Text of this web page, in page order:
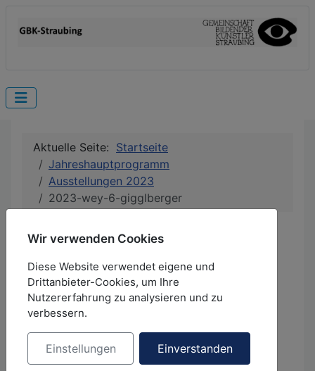
Aktuelle Seite: Startseite
Jahreshauptprogramm
Ausstellungen 2023
2023-wey-6-gigglberger
11.11. - 17.12.2023
Weytterturm VI
Peter Gigglberger
Artikel jetzt im Archiv 2023
Wir verwenden Cookies
Diese Website verwendet eigene und
Drittanbieter-Cookies, um Ihre
Nutzererfahrung zu analysieren und zu
verbessern.
Einstellungen Einverstanden